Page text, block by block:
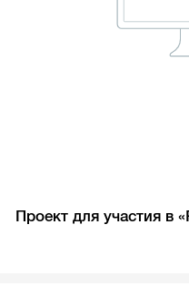
Проект для участия в